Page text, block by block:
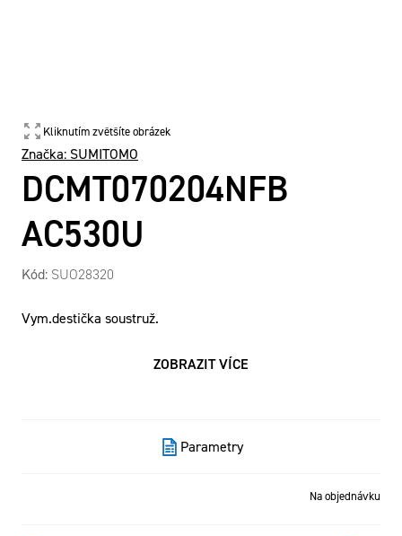
Kliknutím zvětšíte obrázek
DCMT070204NFB
AC530U
Značka: SUMITOMO
Kód: SUO28320
Vym.destička soustruž.
ZOBRAZIT VÍCE
Na objednávku
Parametry